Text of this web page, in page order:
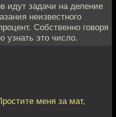
идут задачи на деление
неизвестного
Собственно говоря
узнать это число.
меня за мат,